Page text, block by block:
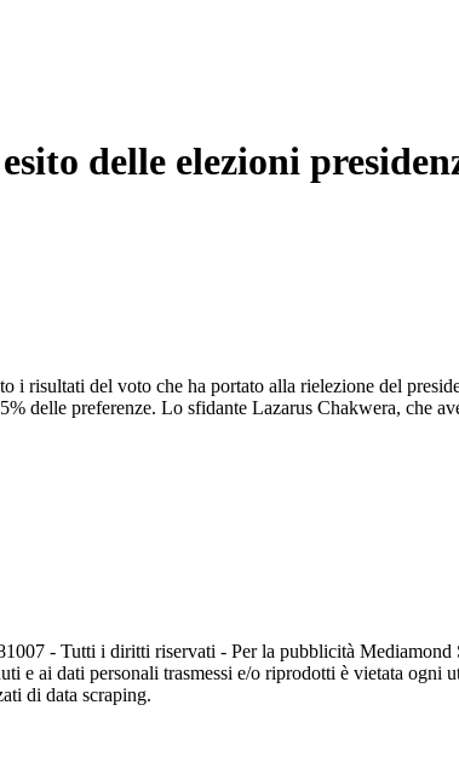
delle elezioni
risultati del voto che ha portato alla rielezione del
delle preferenze. Lo sfidante Lazarus Chakwera, che
- Tutti i diritti riservati - Per la pubblicità
e ai dati personali trasmessi e/o riprodotti è vietata ogni
di data scraping.